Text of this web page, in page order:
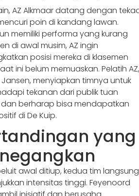
AZ Alkmaar datang dengan
poin di kandang lawan.
memiliki performa yang kurang
di awal musim, AZ ingin
posisi mereka di klasemen
ini belum memuaskan. Pelatih AZ,
menyiapkan timnya untuk
tekanan dari publik tuan
berharap bisa mendapatkan
di De Kuip.
yang
awal ditiup, kedua tim langsung
intensitas tinggi. Feyenoord